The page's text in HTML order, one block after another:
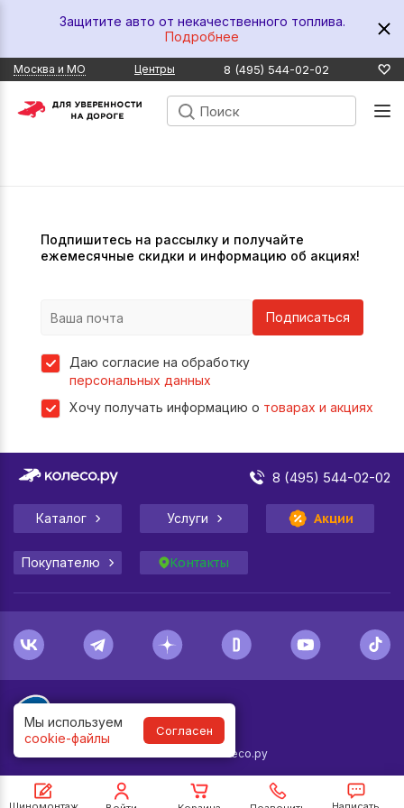
Мы используем
cookie-файлы
Согласен
Защитите авто от некачественного топлива.
Подробнее
Москва и МО Центры 8 (495) 544-02-02
Подпишитесь на рассылку и получайте
ежемесячные скидки и информацию об акциях!
Подписаться
Даю согласие на обработку
персональных данных
Хочу получать информацию о товарах и акциях
8 (495) 544-02-02
Каталог Услуги Акции
Покупателю Контакты
© Колесо.ру